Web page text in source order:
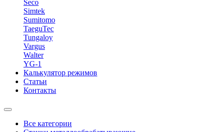
Seco
Simtek
Sumitomo
TaeguTec
Tungaloy
Vargus
Walter
YG-1
Калькулятор режимов
Статьи
Контакты
Все категории